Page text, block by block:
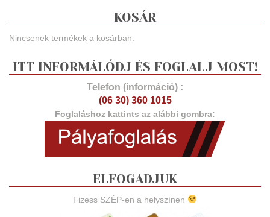
KOSÁR
Nincsenek termékek a kosárban.
ITT INFORMÁLÓDJ ÉS FOGLALJ MOST!
Telefon (információ) :
(06 30) 360 1015
Foglaláshoz kattints az alábbi gombra:
ELFOGADJUK
Fizess SZÉP-en a helyszínen